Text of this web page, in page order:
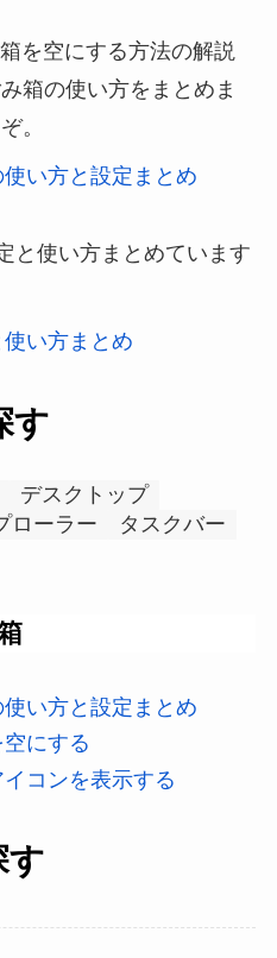
を空にする方法の解説
箱の使い方をまとめま
。
い方と設定まとめ
と使い方まとめています
い方まとめ
す
デスクトップ
ローラー
タスクバー
い方と設定まとめ
にする
コンを表示する
す